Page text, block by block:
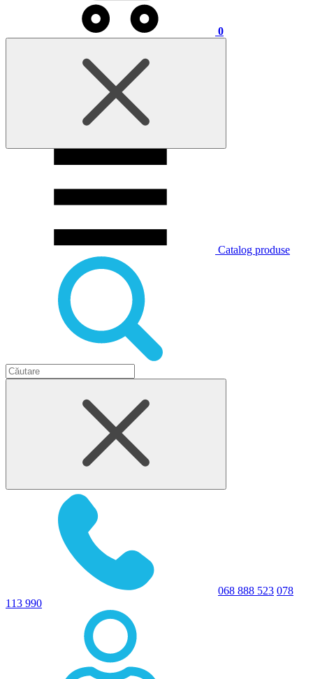
0
Catalog produse
068 888 523 078
113 990